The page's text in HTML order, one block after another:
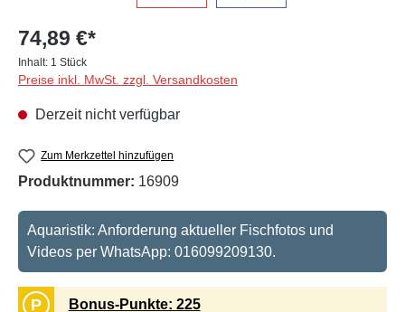
74,89 €*
Inhalt: 1 Stück
Preise inkl. MwSt. zzgl. Versandkosten
Derzeit nicht verfügbar
Zum Merkzettel hinzufügen
Produktnummer: 16909
Aquaristik: Anforderung aktueller Fischfotos und
Videos per WhatsApp: 016099209130.
P Bonus-Punkte: 225